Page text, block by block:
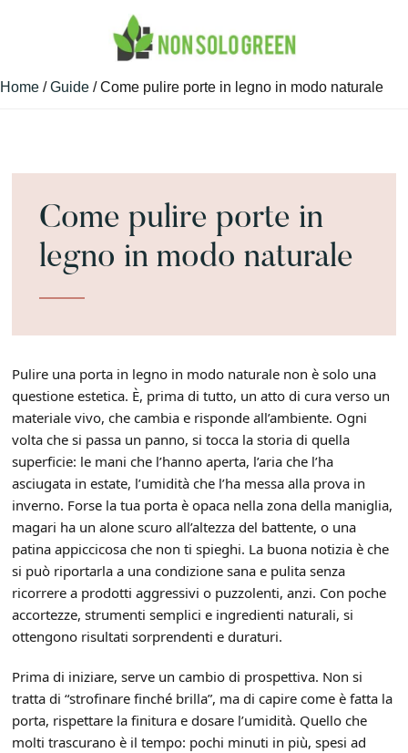
NON
SONO
Green
Home /Guide / Come pulire porte in legno in modo naturale​
Come pulire porte in
legno in modo naturale​
Pulire una porta in legno in modo naturale non è solo una
questione estetica. È, prima di tutto, un atto di cura verso un
materiale vivo, che cambia e risponde all’ambiente. Ogni
volta che si passa un panno, si tocca la storia di quella
superficie: le mani che l’hanno aperta, l’aria che l’ha
asciugata in estate, l’umidità che l’ha messa alla prova in
inverno. Forse la tua porta è opaca nella zona della maniglia,
magari ha un alone scuro all’altezza del battente, o una
patina appiccicosa che non ti spieghi. La buona notizia è che
si può riportarla a una condizione sana e pulita senza
ricorrere a prodotti aggressivi o puzzolenti, anzi. Con poche
accortezze, strumenti semplici e ingredienti naturali, si
ottengono risultati sorprendenti e duraturi.
Prima di iniziare, serve un cambio di prospettiva. Non si
tratta di “strofinare finché brilla”, ma di capire come è fatta la
porta, rispettare la finitura e dosare l’umidità. Quello che
molti trascurano è il tempo: pochi minuti in più, spesi ad